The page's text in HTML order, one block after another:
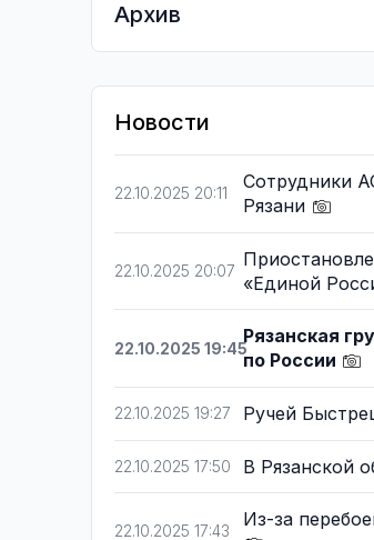
Архив
Новости
22.10.2025 20:11
Сотрудники
Рязани
22.10.2025 20:07
«Единой
22.10.2025 19:45
Рязанская
по России
22.10.2025 19:27 Ручей
22.10.2025 17:50 В Рязанской
22.10.2025 17:43
Из-за